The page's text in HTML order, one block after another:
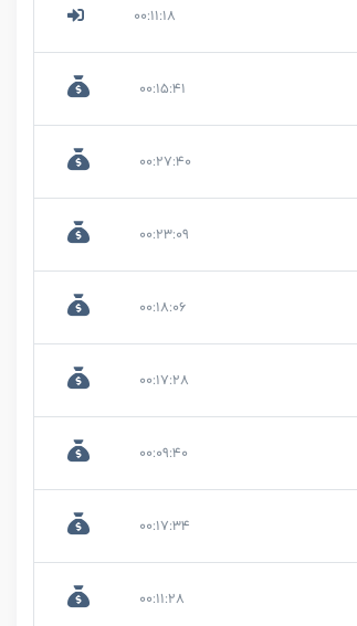
00:11:18
00:15:41
00:27:40
00:23:09
00:18:06
00:17:28
00:09:40
00:17:34
00:11:28